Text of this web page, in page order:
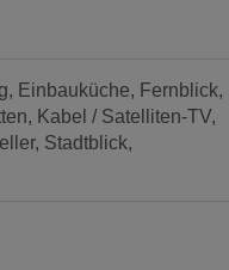
Einbauküche
Fernblick
Kabel / Satelliten-TV
Stadtblick